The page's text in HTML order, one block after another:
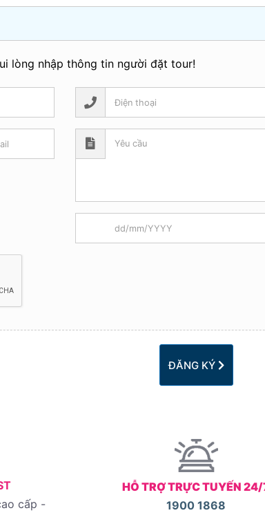
lòng nhập thông tin người đặt tour!
ĐĂNG KÝ
cấp -
HỖ TRỢ TRỰC TUYẾN
1900 1868